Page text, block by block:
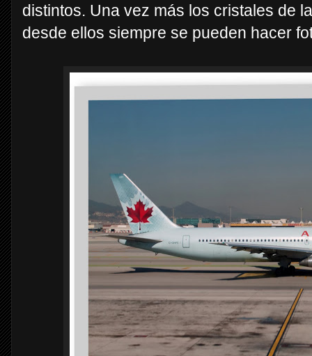
distintos. Una vez más los cristales de
desde ellos siempre se pueden hacer